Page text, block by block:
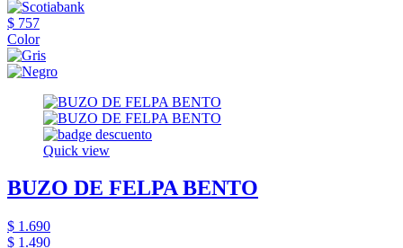
$ 757
Color
Quick view
BUZO DE FELPA BENTO
$ 1.690
$ 1.490